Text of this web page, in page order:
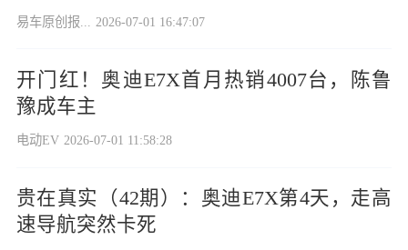
易车原创报... 2026-07-01 16:47:07
开门红！奥迪E7X首月热销4007台，陈鲁
豫成车主
电动EV 2026-07-01 11:58:28
贵在真实（42期）：奥迪E7X第4天，走高
速导航突然卡死